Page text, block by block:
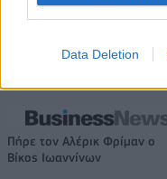
Data Deletion
Πήρε τον Αλέρικ Φρίμαν ο
Βίκος Ιωαννίνων